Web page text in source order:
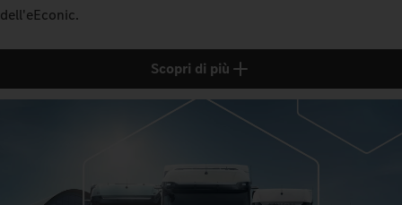
dell'eEconic.
Scopri di più